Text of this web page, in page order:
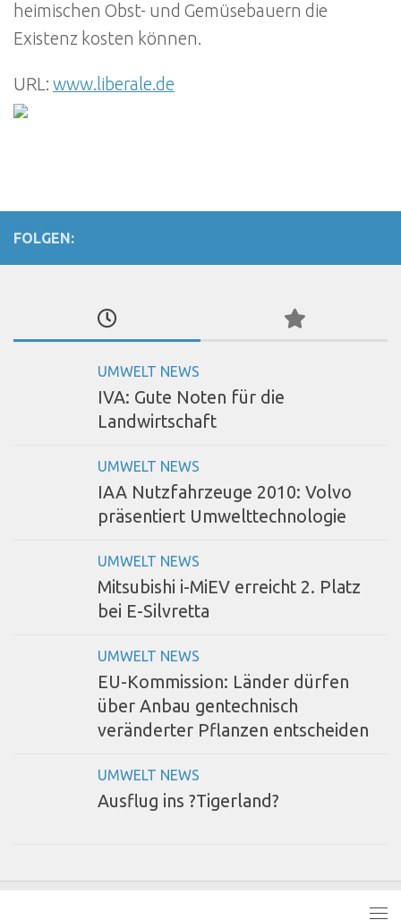
heimischen Obst- und Gemüsebauern die
Existenz kosten können.
URL: www.liberale.de
FOLGEN:
UMWELT NEWS
IVA: Gute Noten für die
Landwirtschaft
UMWELT NEWS
IAA Nutzfahrzeuge 2010: Volvo
präsentiert Umwelttechnologie
UMWELT NEWS
Mitsubishi i-MiEV erreicht 2. Platz
bei E-Silvretta
UMWELT NEWS
EU-Kommission: Länder dürfen
über Anbau gentechnisch
veränderter Pflanzen entscheiden
UMWELT NEWS
Ausflug ins ?Tigerland?